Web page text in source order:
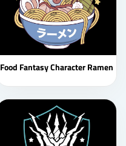
Food Fantasy Character Ramen